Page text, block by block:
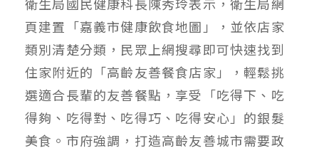
頁建置「嘉義市健康飲食地圖」，並依店家
類別清楚分類，民眾上網搜尋即可快速找到
住家附近的「高齡友善餐食店家」，輕鬆挑
選適合長輩的友善餐點，享受「吃得下、吃
得夠、吃得對、吃得巧、吃得安心」的銀髮
美食。市府強調，打造高齡友善城市需要政